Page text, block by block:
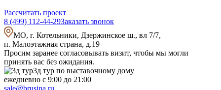
Рассчитать проект
8 (499) 112-44-29Заказать звонок
МО, г. Котельники, Дзержинское ш., вл 7/7,
п. Малоэтажная страна, д.19
Просим заранее согласовывать визит, чтобы мы могли
принять вас без ожидания.
3д тур по выставочному дому
ежедневно с 9:00 до 21:00
sale@brusina.ru